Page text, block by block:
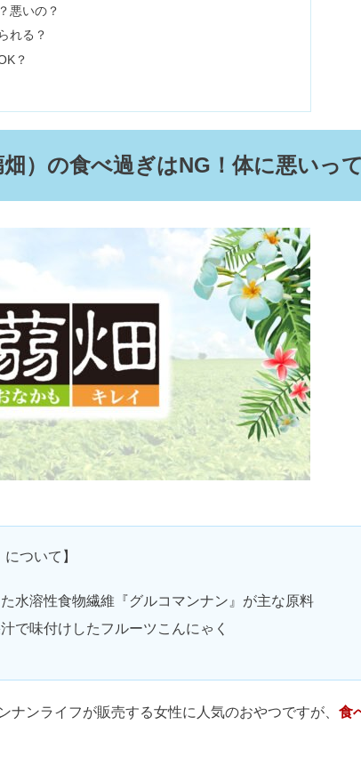
は体に悪い？効果なし・下痢になる口コミは本当？
ット？下処理しない&食べ過ぎるとどうなる？
ひまわり・キャノーラNG？体にいい油とは
い？アレルギーや代用や片栗粉との違いも
ない？違法でやばい・体に悪いは本当か調査
に悪い？はちみつとの違いやカビの危険性
悪い？効果・食べ方の口コミ｜残留農薬が危険？
の記事に書いていること
（蒟蒻畑）の食べ過ぎはNG！体に悪いって本当？
ーは太るの？
になる？
ま出るの？
は何個食べると便秘になる？
れる？
？